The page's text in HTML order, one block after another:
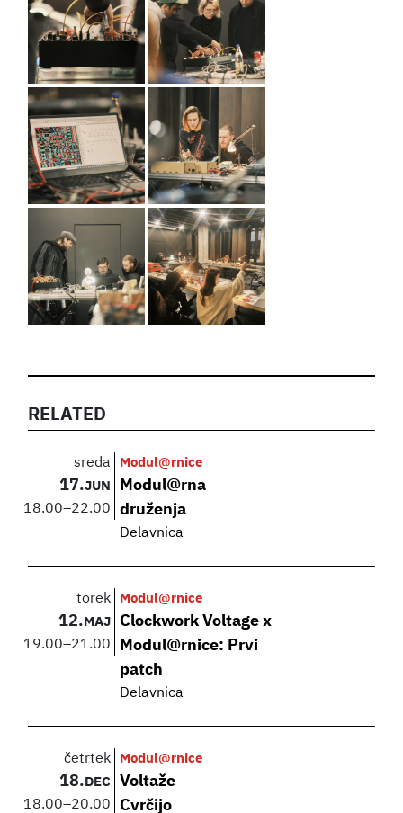
RELATED
sreda
17.JUN
18.00–22.00
Modul@rnice
Modul@rna
druženja
Delavnica
torek
12.MAJ
19.00–21.00
Modul@rnice
Clockwork Voltage x
Modul@rnice: Prvi
patch
Delavnica
četrtek
18.DEC
18.00–20.00
Modul@rnice
Voltaže
Cvrčijo